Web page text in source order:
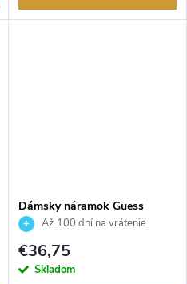
Dámsky náramok Guess
JUBB03125JWYGS
Až 100 dní na vrátenie
tovaru. Autorizovaný predajca.
€36,75
Skladom